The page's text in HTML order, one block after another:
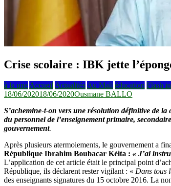
Crise scolaire : IBK jette
à la une Accueil Actualités Au Mali éducation Flash
18/06/202018/06/2020Ousmane BALLO
S’achemine-t-on vers une résolution définitive de
du personnel de l’enseignement primaire,
gouvernement.
Après plusieurs atermoiements, le gouvernement a
République Ibrahim Boubacar Kéita : « J’ai
L’application de cet article était le principal point
République, ils déclarent rester vigilant : « Dans tous
des enseignants signatures du 15 octobre 2016. La